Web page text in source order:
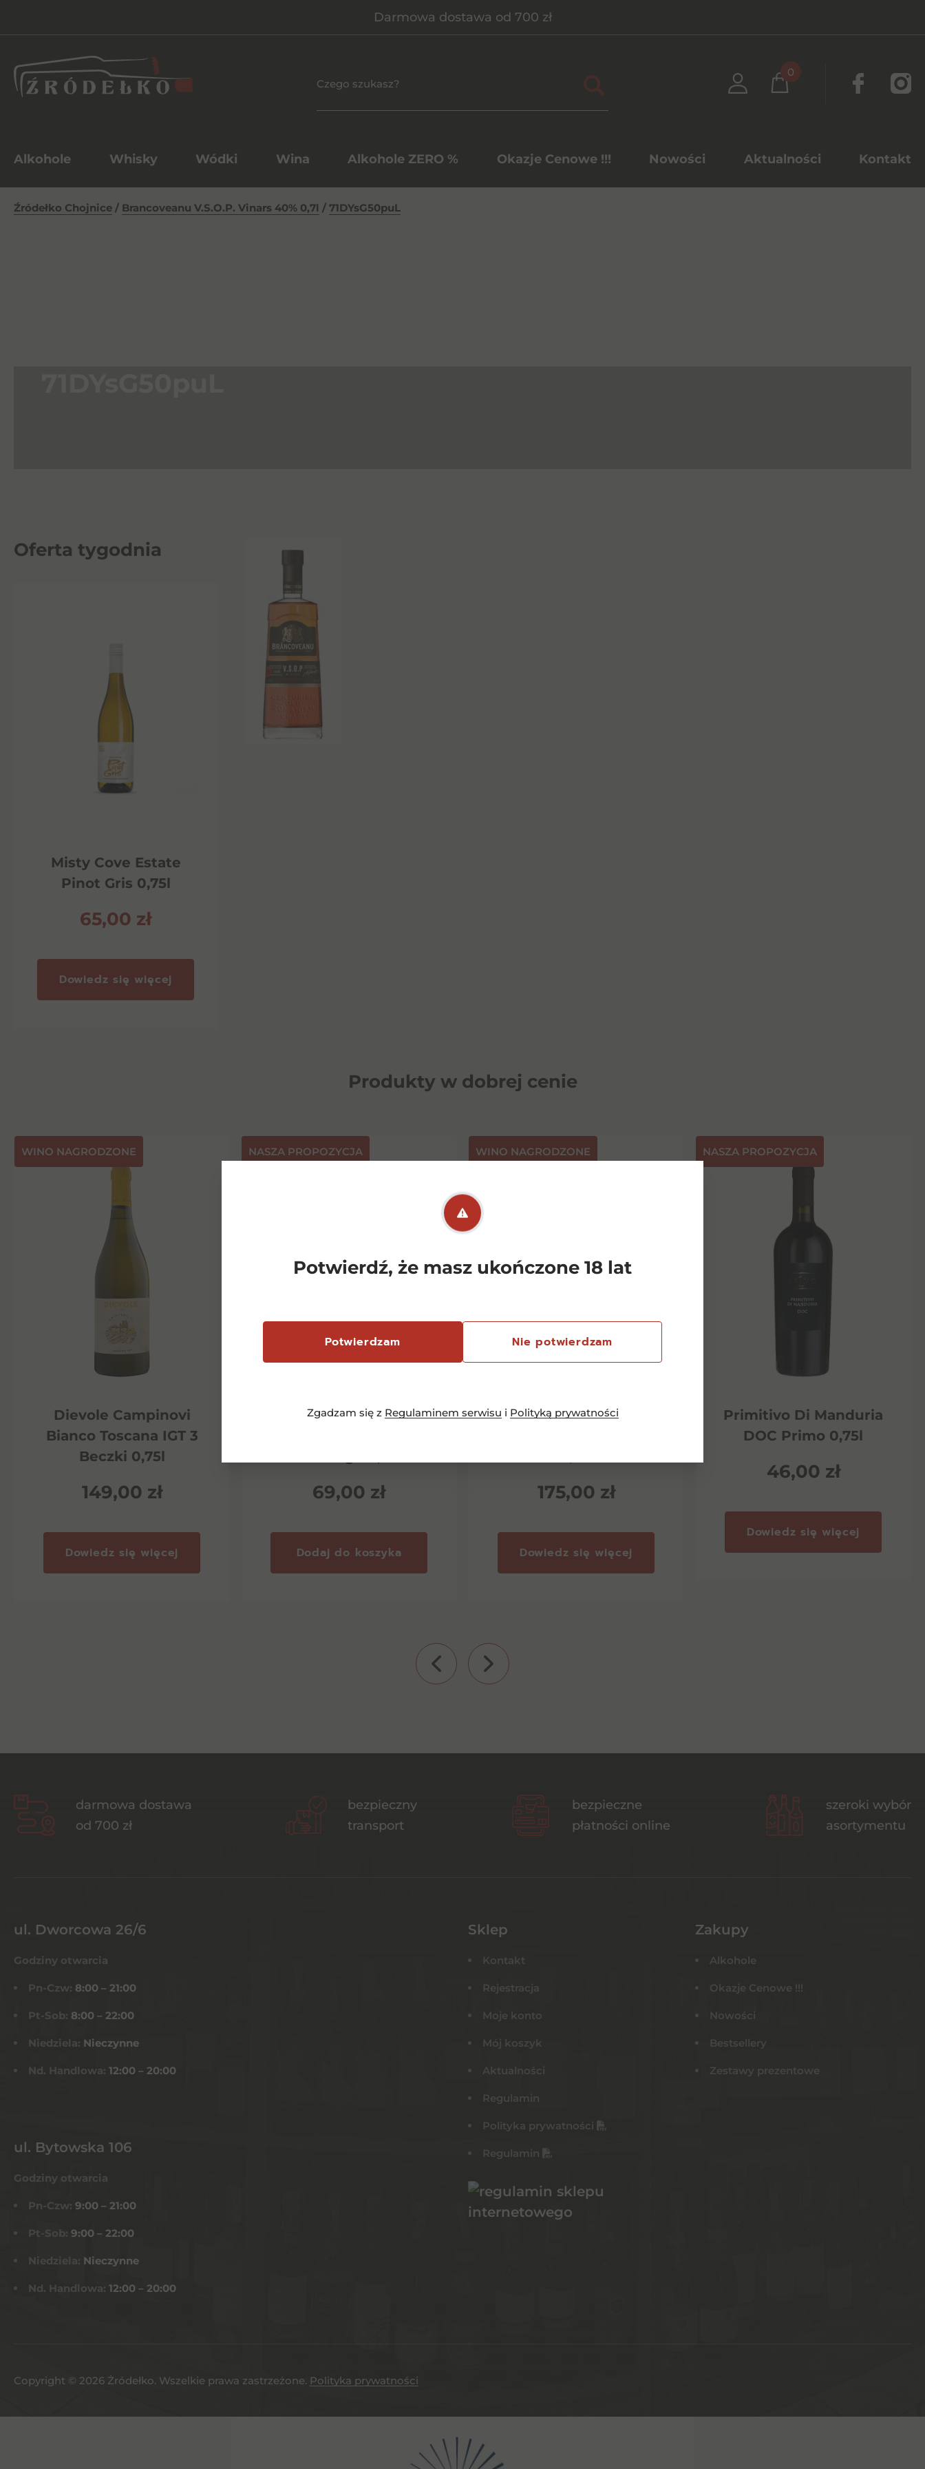
Potwierdź, że masz ukończone 18 lat
Potwierdzam Nie potwierdzam
Zgadzam się z Regulaminem serwisu i Polityką prywatności
Darmowa dostawa od 700 zł
0
Alkohole Whisky Wódki Wina Alkohole ZERO % Okazje Cenowe !!! Nowości Aktualności Kontakt
Źródełko Chojnice / Brancoveanu V.S.O.P. Vinars 40% 0,7l / 71DYsG50puL
Oferta tygodnia
Misty Cove Estate
Pinot Gris 0,75l
65,00 zł
Dowiedz się więcej
Produkty w dobrej cenie
⁠WINO NAGRODZONE
Dievole Campinovi
Bianco Toscana IGT 3
Beczki 0,75l
149,00 zł
Dowiedz się więcej
NASZA PROPOZYCJA
Diemersfontein
69,00 zł
Dodaj do koszyka
⁠WINO NAGRODZONE
Chianti Classico Riserva
175,00 zł
Dowiedz się więcej
NASZA PROPOZYCJA
Primitivo Di Manduria
DOC Primo 0,75l
46,00 zł
Dowiedz się więcej
darmowa dostawa
od 700 zł
bezpieczny
transport
bezpieczne
płatności online
szeroki wybór
asortymentu
ul. Dworcowa 26/6
Godziny otwarcia
Pn-Czw: 8:00 – 21:00
Pt-Sob: 8:00 – 22:00
Niedziela: Nieczynne
Nd. Handlowa: 12:00 – 20:00
ul. Bytowska 106
Godziny otwarcia
Pn-Czw: 9:00 – 21:00
Pt-Sob: 9:00 – 22:00
Niedziela: Nieczynne
Nd. Handlowa: 12:00 – 20:00
Sklep
Kontakt
Rejestracja
Moje konto
Mój koszyk
Aktualności
Regulamin
Polityka prywatności
Regulamin
Zakupy
Alkohole
Okazje Cenowe !!!
Nowości
Bestsellery
Zestawy prezentowe
Copyright © 2026 Żródełko. Wszelkie prawa zastrzeżone. Polityka prywatności